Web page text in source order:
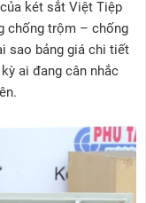
két sắt Việt Tiệp
chống trộm – chống
sao bảng giá chi tiết
ai đang cân nhắc